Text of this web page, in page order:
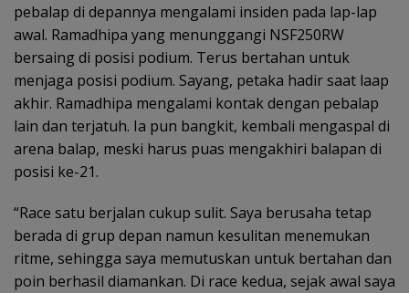
pebalap di depannya mengalami insiden pada lap-lap
awal. Ramadhipa yang menunggangi NSF250RW
bersaing di posisi podium. Terus bertahan untuk
menjaga posisi podium. Sayang, petaka hadir saat laap
akhir. Ramadhipa mengalami kontak dengan pebalap
lain dan terjatuh. Ia pun bangkit, kembali mengaspal di
arena balap, meski harus puas mengakhiri balapan di
posisi ke-21.
“Race satu berjalan cukup sulit. Saya berusaha tetap
berada di grup depan namun kesulitan menemukan
ritme, sehingga saya memutuskan untuk bertahan dan
poin berhasil diamankan. Di race kedua, sejak awal saya